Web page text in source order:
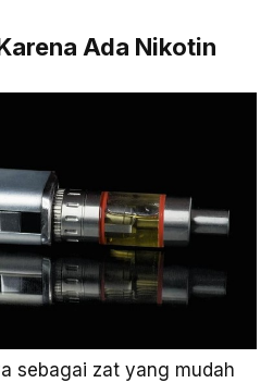
Ada Nikotin
sebagai zat yang mudah